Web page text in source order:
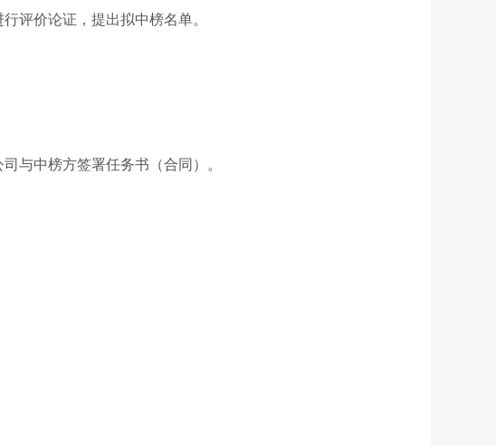
评价论证，提出拟中榜名单。
与中榜方签署任务书（合同）。